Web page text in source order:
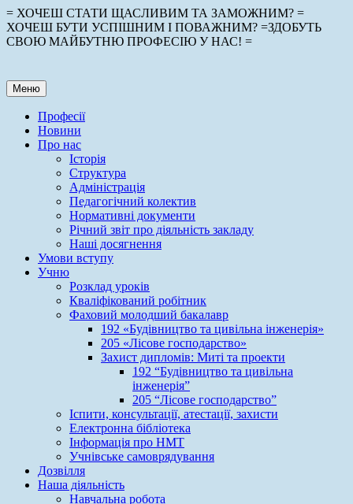
Перейти
до
вмісту
= ХОЧЕШ СТАТИ ЩАСЛИВИМ ТА ЗАМОЖНИМ? =
ХОЧЕШ БУТИ УСПІШНИМ І ПОВАЖНИМ? =ЗДОБУТЬ
СВОЮ МАЙБУТНЮ ПРОФЕСІЮ У НАС! =
Меню
Професії
Новини
Про нас
Історія
Структура
Адміністрація
Педагогічний колектив
Нормативні документи
Річний звіт про діяльність закладу
Наші досягнення
Умови вступу
Учню
Розклад уроків
Кваліфікований робітник
Фаховий молодший бакалавр
192 «Будівництво та цивільна інженерія»
205 «Лісове господарство»
Захист дипломів: Миті та проекти
192 “Будівництво та цивільна
інженерія”
205 “Лісове господарство”
Іспити, консультації, атестації, захисти
Електронна бібліотека
Інформація про НМТ
Учнівське самоврядування
Дозвілля
Наша діяльність
Навчальна робота